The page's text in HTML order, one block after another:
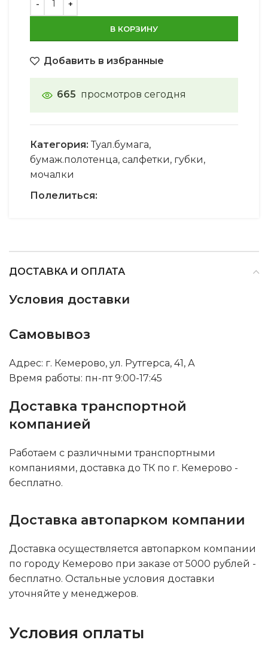
В КОРЗИНУ
Добавить в избранные
665 просмотров сегодня
Категория: Туал.бумага,
бумаж.полотенца, салфетки, губки,
мочалки
Полелиться:
ДОСТАВКА И ОПЛАТА
Условия доставки
Самовывоз
Адрес: г. Кемерово, ул. Рутгерса, 41, А
Время работы: пн-пт 9:00-17:45
Доставка транспортной
компанией
Работаем с различными транспортными
компаниями, доставка до ТК по г. Кемерово -
бесплатно.
Доставка автопарком компании
Доставка осуществляется автопарком компании
по городу Кемерово при заказе от 5000 рублей -
бесплатно. Остальные условия доставки
уточняйте у менеджеров.
Условия оплаты